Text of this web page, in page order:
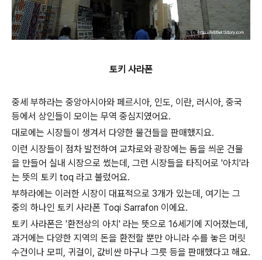
토키 사라폰
중세 부하라는 중앙아시아와 페르시아, 인도, 이란, 러시아, 중국
등에서 상인들이 모이는 무역 중심지였어요.
대로에는 시장들이 생겨서 다양한 물건들을 판매했지요.
이런 시장들이 점차 발전하여 교차로와 광장에는 돔을 씌운 건물
을 만들어 실내 시장으로 썼는데, 그런 시장들을 타직어로 '아치'라
는 뜻의 토키 toq 라고 불렀어요.
부하라에는 이러한 시장이 대표적으로 3개가 있는데, 여기는 그
중의 하나인 토키 사라폰 Toqi Sarrafon 이에요.
토키 사라폰은 '환전상의 아치' 라는 뜻으로 16세기에 지어졌는데,
과거에는 다양한 지역의 돈을 환전할 뿐만 아니라 수를 놓은 머릿
수건이나 모피, 귀걸이, 값비싼 마구나 그릇 등을 판매했다고 해요.